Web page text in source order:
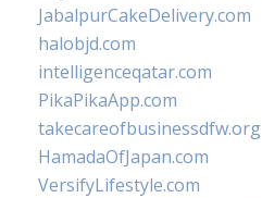
JabalpurCakeDelivery.com
halobjd.com
intelligenceqatar.com
PikaPikaApp.com
takecareofbusinessdfw.org
HamadaOfJapan.com
VersifyLifestyle.com